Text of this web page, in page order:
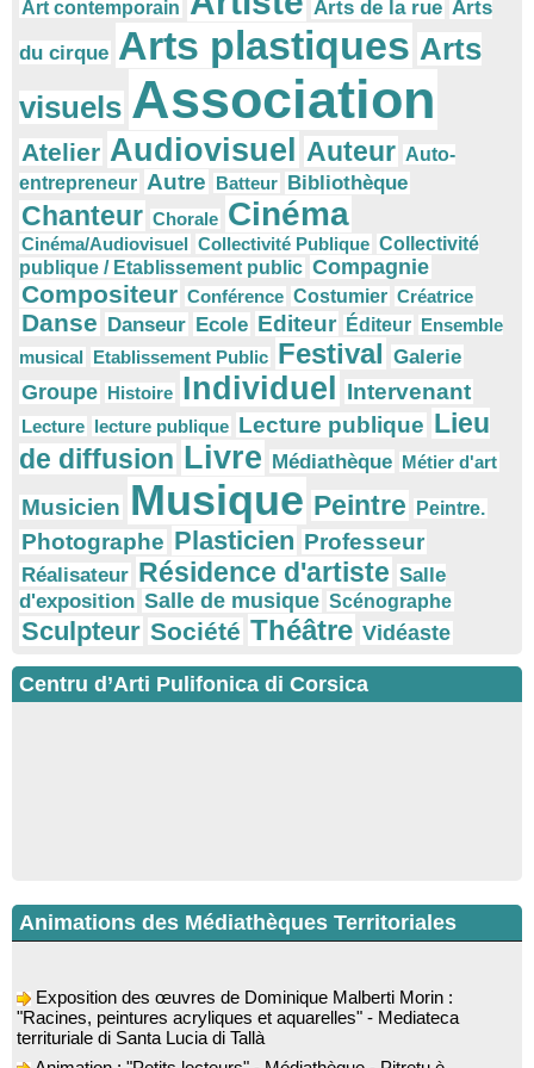
Art contemporain Arts de la rue Arts
du cirque Arts plastiques Arts
visuels Association
Atelier Audiovisuel Auteur Auto-
entrepreneur Autre Batteur Bibliothèque
Chanteur Chorale Cinéma
Cinéma/Audiovisuel Collectivité Publique Collectivité
publique / Etablissement public Compagnie
Compositeur Conférence Costumier Créatrice
Danse Danseur Ecole Editeur Éditeur Ensemble
musical Etablissement Public Festival Galerie
Groupe Histoire Individuel Intervenant
Lecture lecture publique Lecture publique Lieu
de diffusion Livre Médiathèque Métier d'art
Musicien Musique Peintre Peintre.
Photographe Plasticien Professeur
Réalisateur Résidence d'artiste Salle
d'exposition Salle de musique Scénographe
Sculpteur Société Théâtre Vidéaste
Centru d’Arti Pulifonica di Corsica
Animations des Médiathèques Territoriales
"Racines, peintures acryliques et aquarelles" - Mediateca
territuriale di Santa Lucia di Tallà